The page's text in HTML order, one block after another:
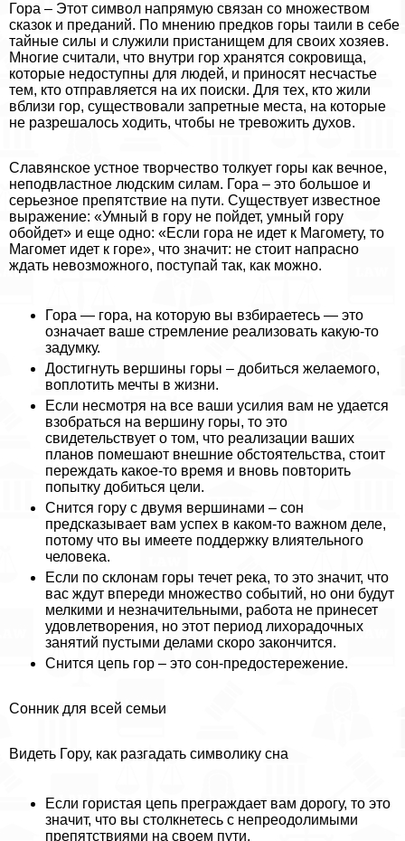
Гора – Этот символ напрямую связан со множеством
сказок и преданий. По мнению предков горы таили в себе
тайные силы и служили пристанищем для своих хозяев.
Многие считали, что внутри гор хранятся сокровища,
которые недоступны для людей, и приносят несчастье
тем, кто отправляется на их поиски. Для тех, кто жили
вблизи гор, существовали запретные места, на которые
не разрешалось ходить, чтобы не тревожить духов.
Славянское устное творчество толкует горы как вечное,
неподвластное людским силам. Гора – это большое и
серьезное препятствие на пути. Существует известное
выражение: «Умный в гору не пойдет, умный гору
обойдет» и еще одно: «Если гора не идет к Магомету, то
Магомет идет к горе», что значит: не стоит напрасно
ждать невозможного, поступай так, как можно.
Гора — гора, на которую вы взбираетесь — это
означает ваше стремление реализовать какую-то
задумку.
Достигнуть вершины горы – добиться желаемого,
воплотить мечты в жизни.
Если несмотря на все ваши усилия вам не удается
взобраться на вершину горы, то это
свидетельствует о том, что реализации ваших
планов помешают внешние обстоятельства, стоит
переждать какое-то время и вновь повторить
попытку добиться цели.
Снится гору с двумя вершинами – сон
предсказывает вам успех в каком-то важном деле,
потому что вы имеете поддержку влиятельного
человека.
Если по склонам горы течет река, то это значит, что
вас ждут впереди множество событий, но они будут
мелкими и незначительными, работа не принесет
удовлетворения, но этот период лихорадочных
занятий пустыми делами скоро закончится.
Снится цепь гор – это сон-предостережение.
Сонник для всей семьи
Видеть Гору, как разгадать символику сна
Если гористая цепь преграждает вам дорогу, то это
значит, что вы столкнетесь с непреодолимыми
препятствиями на своем пути.